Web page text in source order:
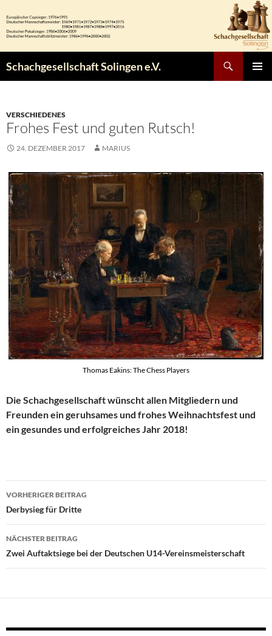
Inhalt
springen
Schachgesellschaft Solingen e.V.
VERSCHIEDENES
Frohes Fest und guten Rutsch!
24. DEZEMBER 2017 MARIUS
Thomas Eakins: The Chess Players
Die Schachgesellschaft wünscht allen Mitgliedern und
Freunden ein geruhsames und frohes Weihnachtsfest und
ein gesundes und erfolgreiches Jahr 2018!
Beitragsnavigation
VORHERIGER BEITRAG
Derbysieg für Dritte
NÄCHSTER BEITRAG
Zwei Auftaktsiege bei der Deutschen U14-Vereinsmeisterschaft